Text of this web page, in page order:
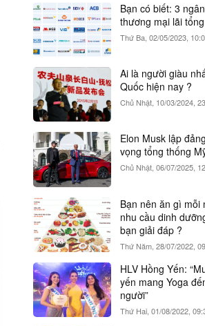
Bạn có biết: 3
thương mại lãi
Thứ Ba, 02/05/2023,
Ai là người giàu
Quốc hiện nay ?
Chủ Nhật, 10/03/2024,
Elon Musk lập
vọng tổng thống
Chủ Nhật, 06/07/2025,
Bạn nên ăn gì mỗi
nhu cầu dinh
bạn giải đáp ?
Thứ Năm, 28/07/2022,
HLV Hồng Yến:
yến mang Yoga
người”
Thứ Hai, 01/08/2022,